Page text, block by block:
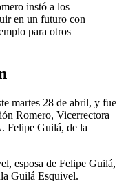
instó a los
en un futuro con
para otros
martes 28 de abril, y fue
Romero, Vicerrectora
Felipe Guilá, de la
esposa de Felipe Guilá,
Guilá Esquivel.